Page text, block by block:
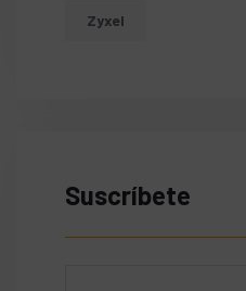
Zyxel
Suscríbete